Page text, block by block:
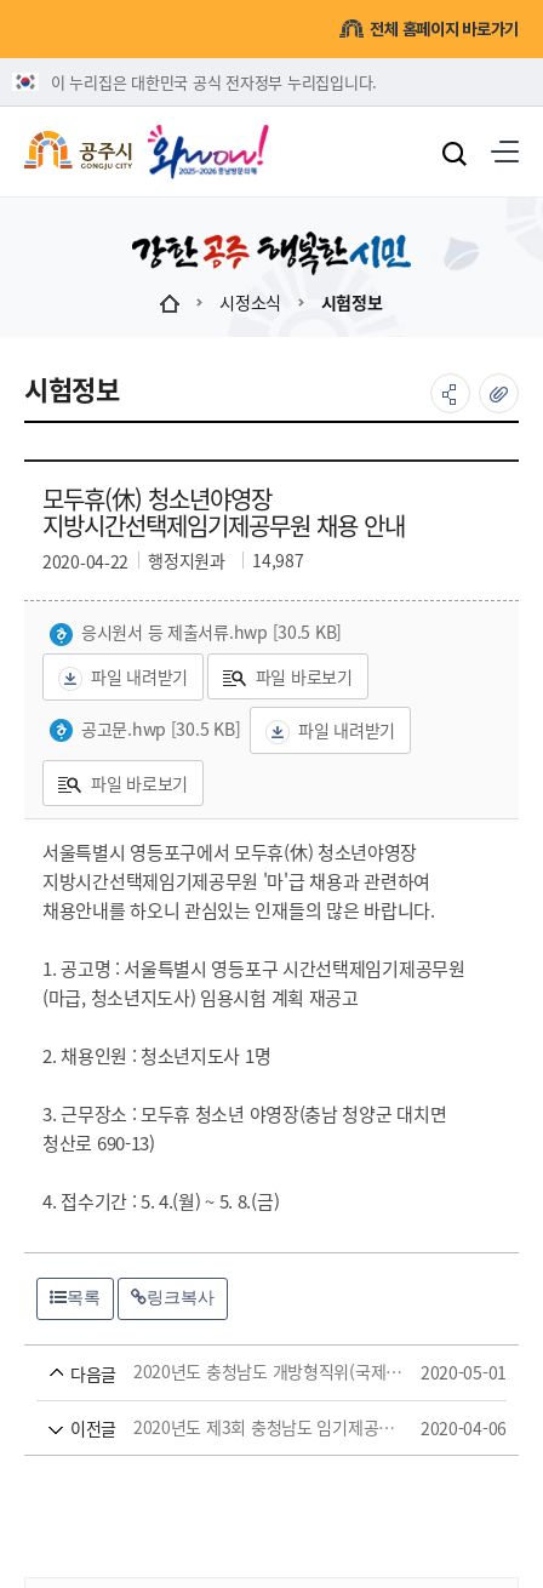
전체 홈페이지 바로가기
이 누리집은 대한민국 공식 전자정부 누리집입니다.
시정소식 시험정보
시험정보
모두휴(休) 청소년야영장
지방시간선택제임기제공무원 채용 안내
행정지원과 14,987
2020-04-22
응시원서 등 제출서류.hwp [30.5 KB]
파일 내려받기
파일 바로보기
공고문.hwp [30.5 KB] 파일 내려받기
파일 바로보기
서울특별시 영등포구에서 모두휴(休) 청소년야영장
지방시간선택제임기제공무원 '마'급 채용과 관련하여
채용안내를 하오니 관심있는 인재들의 많은 바랍니다.
1. 공고명 : 서울특별시 영등포구 시간선택제임기제공무원
(마급, 청소년지도사) 임용시험 계획 재공고
2. 채용인원 : 청소년지도사 1명
3. 근무장소 : 모두휴 청소년 야영장(충남 청양군 대치면
청산로 690-13)
4. 접수기간 : 5. 4.(월) ~ 5. 8.(금)
목록 링크복사
다음글 2020년도 충청남도 개방형직위(국제통상과장 등 3개 직위) 임용시험 시행계획 공고 2020-05-01
이전글 2020년도 제3회 충청남도 임기제공무원 임용시험 시행계획 재공고 안내 2020-04-06